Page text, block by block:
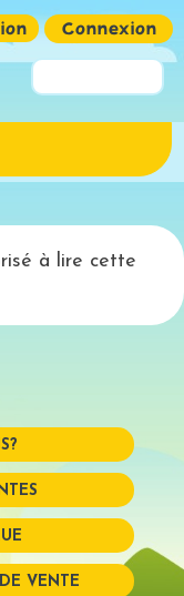
Connexion
de passe
Mémoriser
de passe perdu?
à lire cette
VENTE